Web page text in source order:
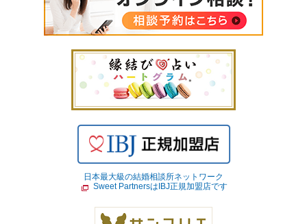
日本最大級の結婚相談所ネットワーク
Sweet PartnersはIBJ正規加盟店です